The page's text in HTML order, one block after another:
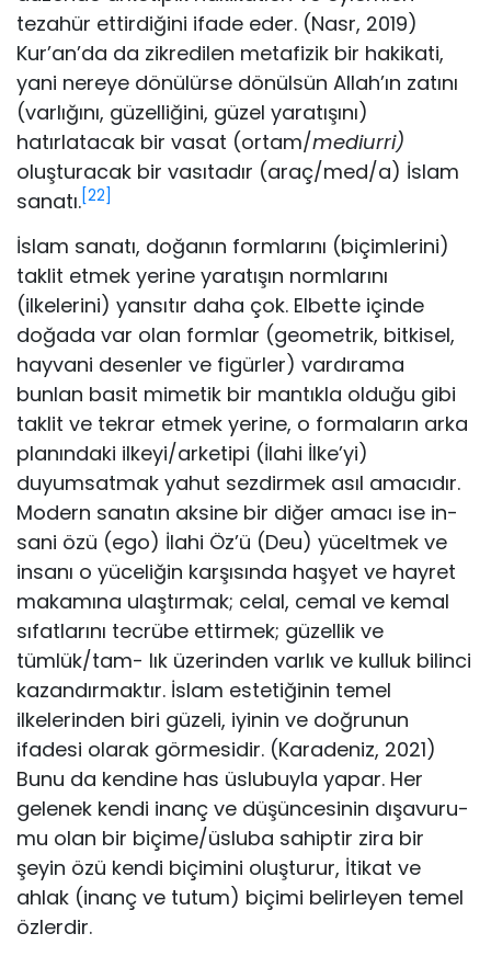
tezahür ettirdiğini ifade eder. (Nasr, 2019)
Kur’an’da da zikredilen metafizik bir hakika­ti,
yani nereye dönülürse dönülsün Allah’ın zatını
(varlığını, gü­zelliğini, güzel yaratışını)
hatırlatacak bir vasat (ortam/mediurri)
oluşturacak bir vasıtadır (araç/med/a) İslam
sanatı. [22]
İslam sanatı, doğanın formlarını (biçimlerini)
taklit etmek yerine yaratışın normlarını
(ilkelerini) yansıtır daha çok. Elbette içinde
doğada var olan formlar (geometrik, bitkisel,
hayvani de­senler ve figürler) vardırama
bunlan basit mimetik bir mantıkla olduğu gibi
taklit ve tekrar etmek yerine, o formaların arka
pla­nındaki ilkeyi/arketipi (İlahi İlke’yi)
duyumsatmak yahut sezdir­mek asıl amacıdır.
Modern sanatın aksine bir diğer amacı ise in­
sani özü (ego) İlahi Öz’ü (Deu) yüceltmek ve
insanı o yüceliğin karşısında haşyet ve hayret
makamına ulaştırmak; celal, cemal ve kemal
sıfatlarını tecrübe ettirmek; güzellik ve
tümlük/tam- lık üzerinden varlık ve kulluk bilinci
kazandırmaktır. İslam este­tiğinin temel
ilkelerinden biri güzeli, iyinin ve doğrunun
ifadesi olarak görmesidir. (Karadeniz, 2021)
Bunu da kendine has üslu­buyla yapar. Her
gelenek kendi inanç ve düşüncesinin dışavuru­
mu olan bir biçime/üsluba sahiptir zira bir
şeyin özü kendi biçi­mini oluşturur, İtikat ve
ahlak (inanç ve tutum) biçimi belirleyen temel
özlerdir.